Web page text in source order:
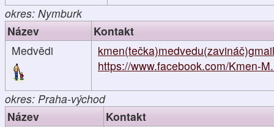
okres: Nymburk
Název
Kontakt
Medvědi
https://www.facebook.com/Kmen-
okres: Praha-východ
Název
Kontakt